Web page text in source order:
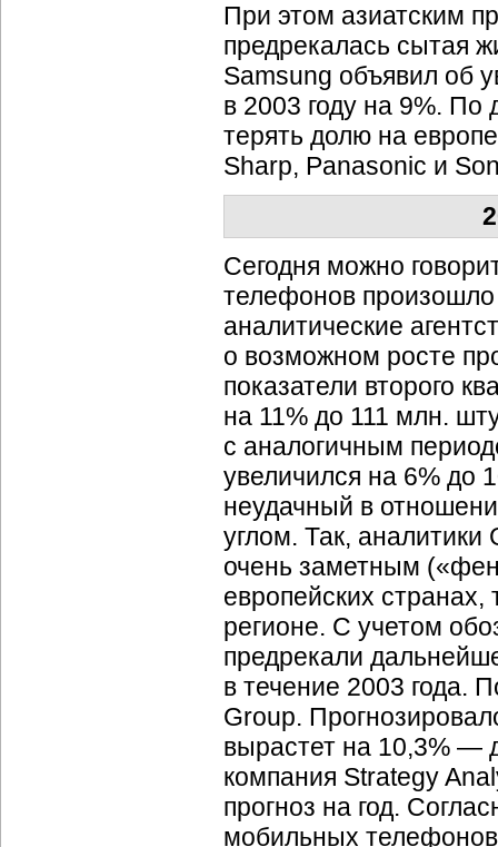
При этом азиатским
предрекалась сытая
Samsung объявил об
в 2003 году на 9%.
терять долю на
Sharp, Panasonic и
Сегодня можно
телефонов
аналитические
о возможном росте
показатели второго
на 11% до 111 млн.
с аналогичным
увеличился на 6% до
неудачный в
углом. Так, аналитики
очень заметным
европейских странах,
регионе. С учетом
предрекали
в течение 2003 года.
Group.
вырастет на 10,3% —
компания Strategy
прогноз на год.
мобильных